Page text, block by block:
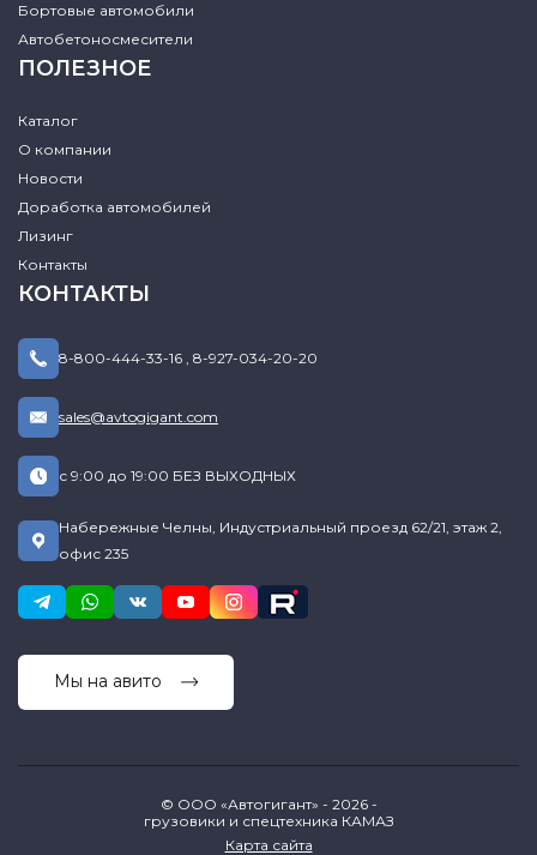
Бортовые автомобили
Автобетоносмесители
ПОЛЕЗНОЕ
Каталог
О компании
Новости
Доработка автомобилей
Лизинг
Контакты
КОНТАКТЫ
8-800-444-33-16 8-927-034-20-20
sales@avtogigant.com
с 9:00 до 19:00 БЕЗ ВЫХОДНЫХ
Набережные Челны, Индустриальный проезд 62/21, этаж 2,
офис 235
Мы на авито
© ООО «Автогигант» - 2026 -
грузовики и спецтехника КАМАЗ
Карта сайта